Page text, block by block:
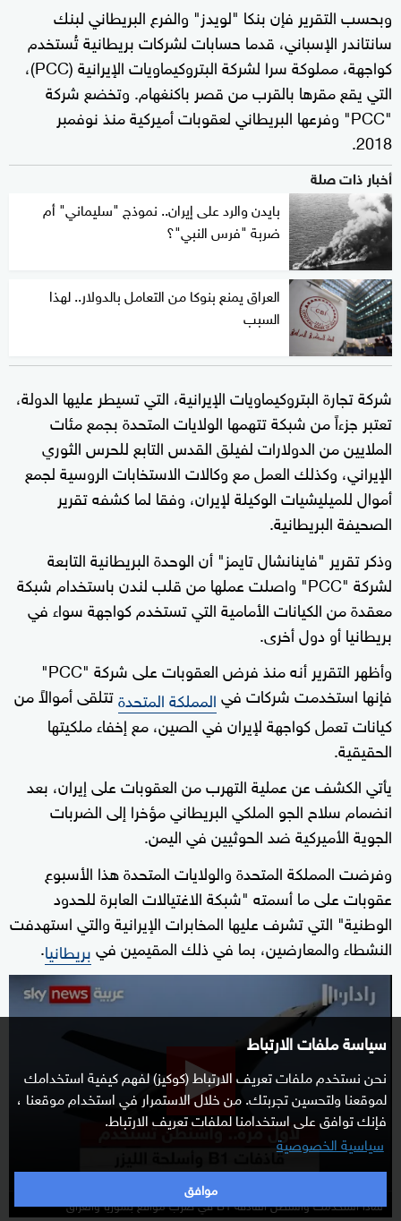
سياسة ملفات الارتباط
نحن نستخدم ملفات تعريف الارتباط (كوكيز) لفهم كيفية استخدامك
لموقعنا ولتحسين تجربتك. من خلال الاستمرار في استخدام موقعنا ،
فإنك توافق على استخدامنا لملفات تعريف الارتباط.
سياسية الخصوصية
موافق
وبحسب التقرير فإن بنكا "لويدز" والفرع البريطاني لبنك
سانتاندر الإسباني، قدما حسابات لشركات بريطانية تُستخدم
كواجهة، مملوكة سرا لشركة البتروكيماويات الإيرانية (PCC)،
التي يقع مقرها بالقرب من قصر باكنغهام. وتخضع شركة
"PCC" وفرعها البريطاني لعقوبات أميركية منذ نوفمبر
2018.
أخبار ذات صلة
بايدن والرد على إيران.. نموذج "سليماني" أم
ضربة "فرس النبي"؟
العراق يمنع بنوكا من التعامل بالدولار.. لهذا
السبب
شركة تجارة البتروكيماويات الإيرانية، التي تسيطر عليها الدولة،
تعتبر جزءاً من شبكة تتهمها الولايات المتحدة بجمع مئات
الملايين من الدولارات لفيلق القدس التابع للحرس الثوري
الإيراني، وكذلك العمل مع وكالات الاستخابات الروسية لجمع
أموال للميليشيات الوكيلة لإيران، وفقا لما كشفه تقرير
الصحيفة البريطانية.
وذكر تقرير "فاينانشال تايمز" أن الوحدة البريطانية التابعة
لشركة "PCC" واصلت عملها من قلب لندن باستخدام شبكة
معقدة من الكيانات الأمامية التي تستخدم كواجهة سواء في
بريطانيا أو دول أخرى.
وأظهر التقرير أنه منذ فرض العقوبات على شركة "PCC"
فإنها استخدمت شركات فيالمملكة المتحدةتتلقى أموالاً من
كيانات تعمل كواجهة لإيران في الصين، مع إخفاء ملكيتها
الحقيقية.
يأتي الكشف عن عملية التهرب من العقوبات على إيران، بعد
انضمام سلاح الجو الملكي البريطاني مؤخرا إلى الضربات
الجوية الأميركية ضد الحوثيين في اليمن.
وفرضت المملكة المتحدة والولايات المتحدة هذا الأسبوع
عقوبات على ما أسمته "شبكة الاغتيالات العابرة للحدود
الوطنية" التي تشرف عليها المخابرات الإيرانية والتي استهدفت
النشطاء والمعارضين، بما في ذلك المقيمين فيبريطانيا.
seconds
minutes,
50
لماذا استخدمت واشنطن القاذفة B1 في ضرب مواقع بسوريا والعراق